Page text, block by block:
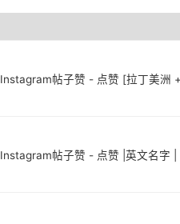
Instagram帖子赞 - 点赞 [拉丁美洲
Instagram帖子赞 - 点赞 |英文名字 |